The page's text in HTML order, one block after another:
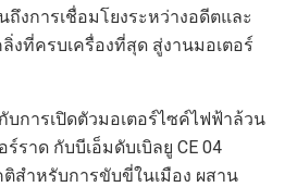
ถึงการเชื่อมโยงระหว่างอดีตและ
งที่ครบเครื่องที่สุด สู่งานมอเตอร์
บการเปิดตัวมอเตอร์ไซค์ไฟฟ้าล้วน
ร์ราด กับบีเอ็มดับเบิลยู CE 04
สำหรับการขับขี่ในเมือง ผสาน